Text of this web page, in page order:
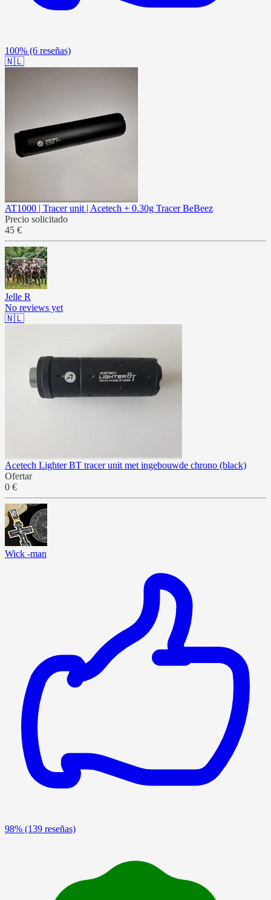
100% (6 reseñas)
🇳🇱
AT1000 | Tracer unit | Acetech + 0.30g Tracer BeBeez
Precio solicitado
45 €
Jelle R
No reviews yet
🇳🇱
Acetech Lighter BT tracer unit met ingebouwde chrono (black)
Ofertar
0 €
Wick -man
98% (139 reseñas)